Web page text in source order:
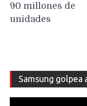
90 millones de
unidades
Samsung golpea